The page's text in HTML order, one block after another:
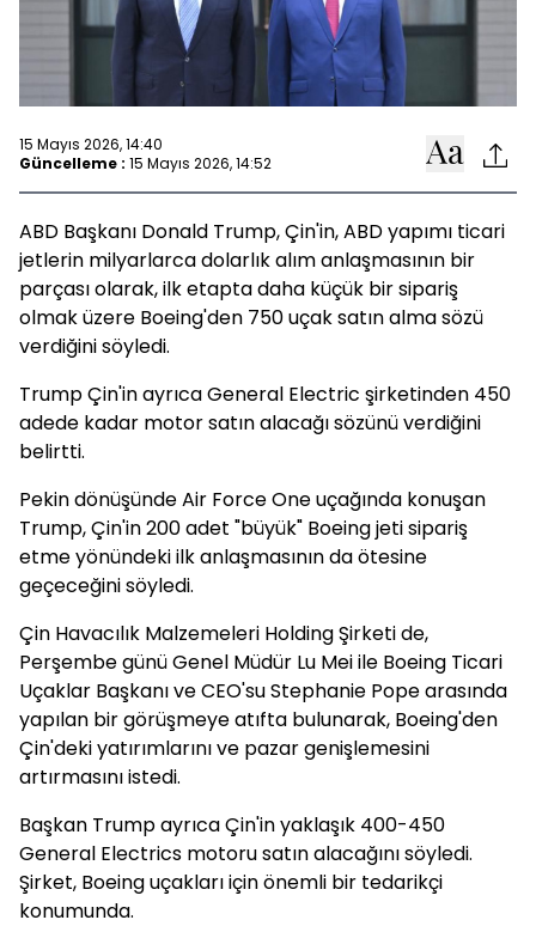
15 Mayıs 2026, 14:40
Güncelleme : 15 Mayıs 2026, 14:52
ABD Başkanı Donald Trump,Çin'in, ABD yapımı ticari
jetlerin milyarlarca dolarlık alım anlaşmasının bir
parçası olarak, ilk etapta daha küçük bir sipariş
olmak üzere Boeing'den 750 uçak satın alma sözü
verdiğini söyledi.
Trump Çin'in ayrıca General Electric şirketinden 450
adede kadar motor satın alacağı sözünü verdiğini
belirtti.
Pekin dönüşünde Air Force One uçağında konuşan
Trump, Çin'in 200 adet "büyük" Boeing jeti sipariş
etme yönündeki ilk anlaşmasının da ötesine
geçeceğini söyledi.
Çin Havacılık Malzemeleri Holding Şirketi de,
Perşembe günü Genel Müdür Lu Mei ile Boeing Ticari
Uçaklar Başkanı ve CEO'su Stephanie Pope arasında
yapılan bir görüşmeye atıfta bulunarak, Boeing'den
Çin'deki yatırımlarını ve pazar genişlemesini
artırmasını istedi.
Başkan Trump ayrıca Çin'in yaklaşık 400-450
General Electrics motoru satın alacağını söyledi.
Şirket, Boeing uçakları için önemli bir tedarikçi
konumunda.